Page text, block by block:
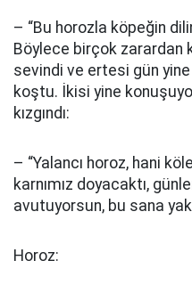
– “Bu horozla köpeğin
Böylece birçok zarardan
sevindi ve ertesi gün
koştu. İkisi yine
kızgındı:
– “Yalancı horoz, hani
karnımız doyacaktı,
avutuyorsun, bu sana
Horoz: